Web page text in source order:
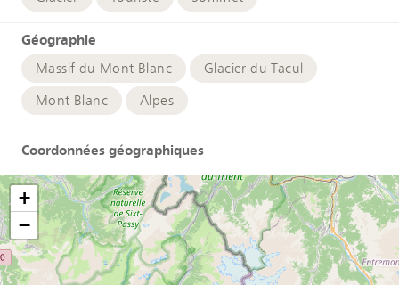
Géographie
Massif du Mont Blanc
Glacier du Tacul
Mont Blanc
Alpes
Coordonnées géographiques
+
−